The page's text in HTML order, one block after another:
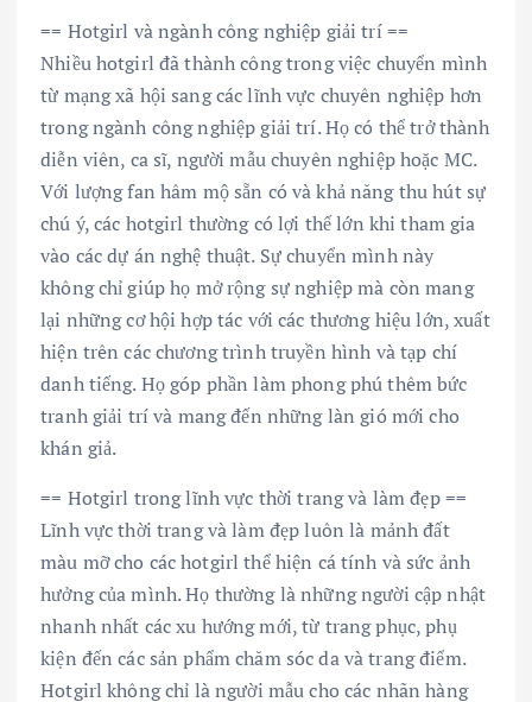
== Hotgirl và ngành công nghiệp giải trí ==
Nhiều hotgirl đã thành công trong việc chuyển mình
từ mạng xã hội sang các lĩnh vực chuyên nghiệp hơn
trong ngành công nghiệp giải trí. Họ có thể trở thành
diễn viên, ca sĩ, người mẫu chuyên nghiệp hoặc MC.
Với lượng fan hâm mộ sẵn có và khả năng thu hút sự
chú ý, các hotgirl thường có lợi thế lớn khi tham gia
vào các dự án nghệ thuật. Sự chuyển mình này
không chỉ giúp họ mở rộng sự nghiệp mà còn mang
lại những cơ hội hợp tác với các thương hiệu lớn, xuất
hiện trên các chương trình truyền hình và tạp chí
danh tiếng. Họ góp phần làm phong phú thêm bức
tranh giải trí và mang đến những làn gió mới cho
khán giả.
== Hotgirl trong lĩnh vực thời trang và làm đẹp ==
Lĩnh vực thời trang và làm đẹp luôn là mảnh đất
màu mỡ cho các hotgirl thể hiện cá tính và sức ảnh
hưởng của mình. Họ thường là những người cập nhật
nhanh nhất các xu hướng mới, từ trang phục, phụ
kiện đến các sản phẩm chăm sóc da và trang điểm.
Hotgirl không chỉ là người mẫu cho các nhãn hàng